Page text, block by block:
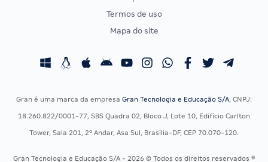
CONCURSOS POR PROFISSÃO
Concursos Fiscais
Concursos Saúde
EXAME DE ORDEM
Calendário OAB
Termos de uso
Mapa do site
Gran é uma marca da empresa Gran Tecnologia e Educação S/A, CNPJ:
18.260.822/0001-77, SBS Quadra 02, Bloco J, Lote 10, Edifício Carlton
Tower, Sala 201, 2º Andar, Asa Sul, Brasília-DF, CEP 70.070-120.
Gran Tecnologia e Educação S/A - 2026 © Todos os direitos reservados ®